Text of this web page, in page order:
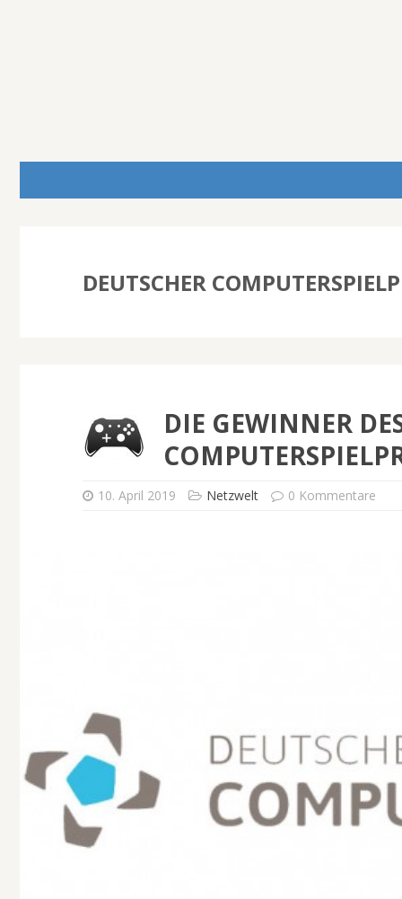
DEUTSCHER
DIE GEWINNER
10. April 2019 Netzwelt 0 Kommentare